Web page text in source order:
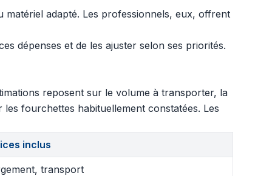
adapté. Les professionnels, eux, offrent
dépenses et de les ajuster selon ses priorités.
reposent sur le volume à transporter, la
fourchettes habituellement constatées. Les
inclus
transport